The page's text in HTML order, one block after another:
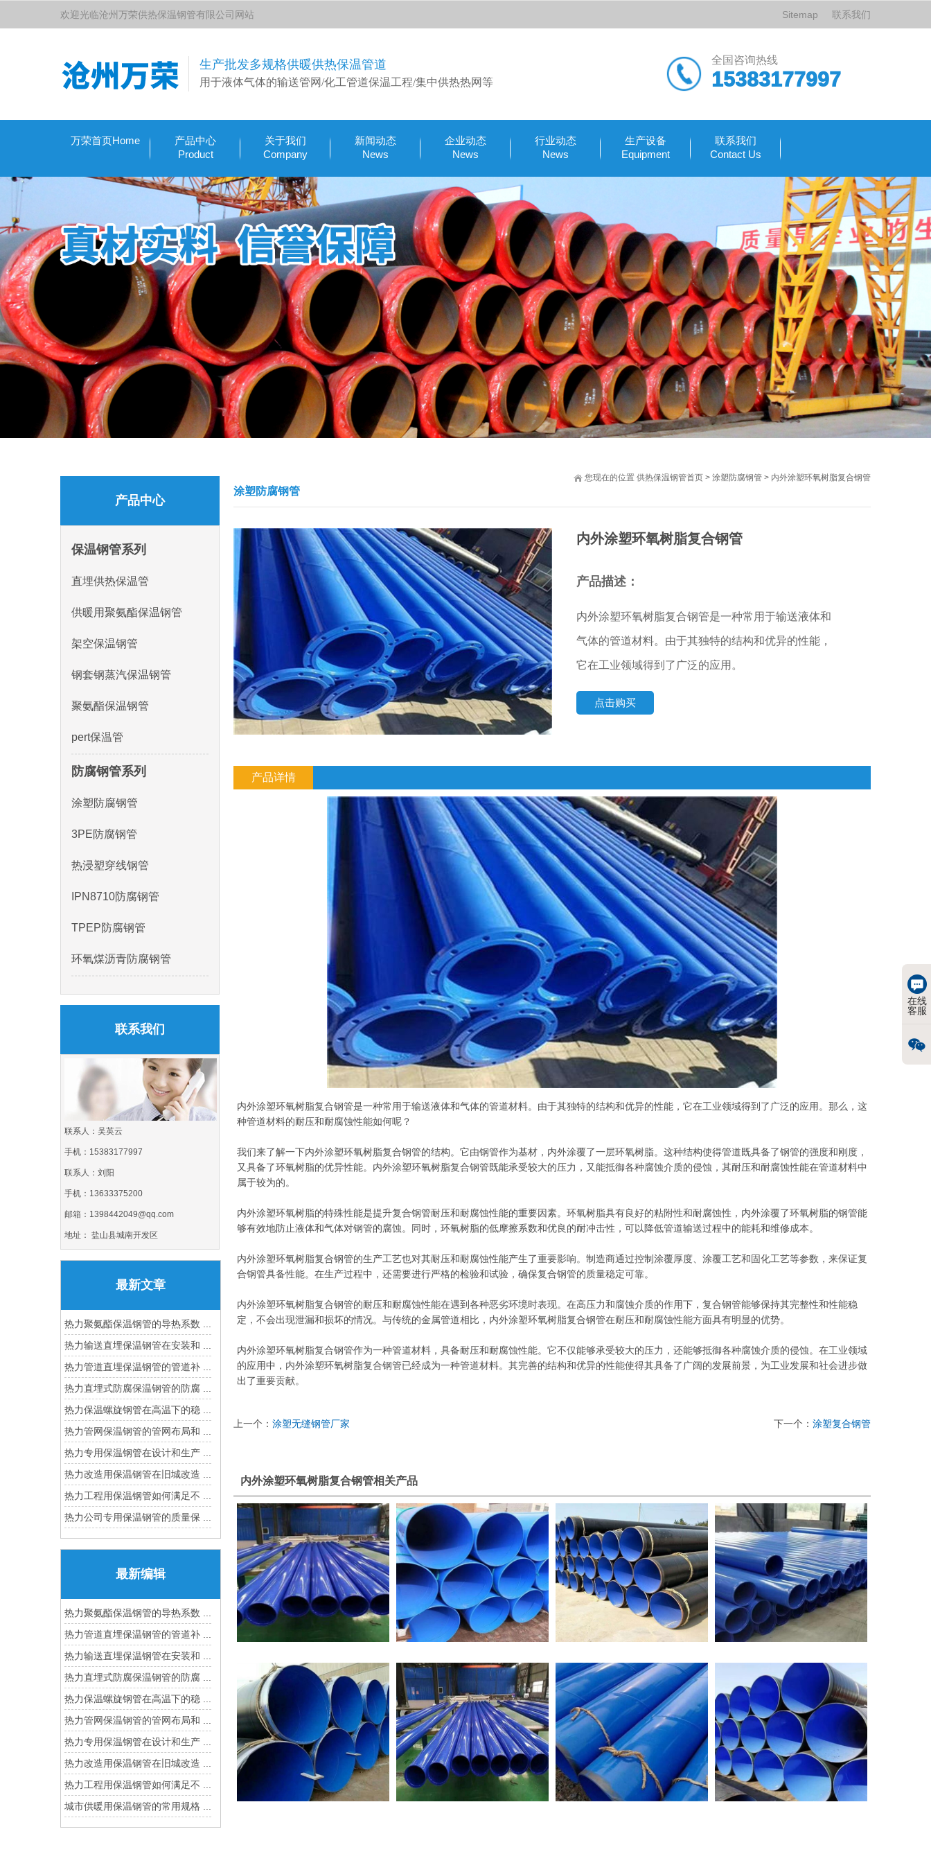
欢迎光临沧州万荣供热保温钢管有限公司网站 Sitemap 联系我们
生产批发多规格供暖供热保温管道
用于液体气体的输送管网/化工管道保温工程/集中供热热网等
全国咨询热线
15383177997
万荣首页Home
产品中心
Product
关于我们
Company
新闻动态
News
企业动态
News
行业动态
News
生产设备
Equipment
联系我们
Contact Us
您现在的位置 供热保温钢管首页 > 涂塑防腐钢管 > 内外涂塑环氧树脂复合钢管
涂塑防腐钢管
内外涂塑环氧树脂复合钢管
产品描述：
内外涂塑环氧树脂复合钢管是一种常用于输送液体和
气体的管道材料。由于其独特的结构和优异的性能，
它在工业领域得到了广泛的应用。
点击购买
产品详情
内外涂塑环氧树脂复合钢管是一种常用于输送液体和气体的管道材料。由于其独特的结构和优异的性能，它在工业领域得到了广泛的应用。那么，这
种管道材料的耐压和耐腐蚀性能如何呢？
我们来了解一下内外涂塑环氧树脂复合钢管的结构。它由钢管作为基材，内外涂覆了一层环氧树脂。这种结构使得管道既具备了钢管的强度和刚度，
又具备了环氧树脂的优异性能。内外涂塑环氧树脂复合钢管既能承受较大的压力，又能抵御各种腐蚀介质的侵蚀，其耐压和耐腐蚀性能在管道材料中
属于较为的。
内外涂塑环氧树脂的特殊性能是提升复合钢管耐压和耐腐蚀性能的重要因素。环氧树脂具有良好的粘附性和耐腐蚀性，内外涂覆了环氧树脂的钢管能
够有效地防止液体和气体对钢管的腐蚀。同时，环氧树脂的低摩擦系数和优良的耐冲击性，可以降低管道输送过程中的能耗和维修成本。
内外涂塑环氧树脂复合钢管的生产工艺也对其耐压和耐腐蚀性能产生了重要影响。制造商通过控制涂覆厚度、涂覆工艺和固化工艺等参数，来保证复
合钢管具备性能。在生产过程中，还需要进行严格的检验和试验，确保复合钢管的质量稳定可靠。
内外涂塑环氧树脂复合钢管的耐压和耐腐蚀性能在遇到各种恶劣环境时表现。在高压力和腐蚀介质的作用下，复合钢管能够保持其完整性和性能稳
定，不会出现泄漏和损坏的情况。与传统的金属管道相比，内外涂塑环氧树脂复合钢管在耐压和耐腐蚀性能方面具有明显的优势。
内外涂塑环氧树脂复合钢管作为一种管道材料，具备耐压和耐腐蚀性能。它不仅能够承受较大的压力，还能够抵御各种腐蚀介质的侵蚀。在工业领域
的应用中，内外涂塑环氧树脂复合钢管已经成为一种管道材料。其完善的结构和优异的性能使得其具备了广阔的发展前景，为工业发展和社会进步做
出了重要贡献。
上一个： 涂塑无缝钢管厂家 下一个： 涂塑复合钢管
内外涂塑环氧树脂复合钢管相关产品
产品中心
保温钢管系列
直埋供热保温管
供暖用聚氨酯保温钢管
架空保温钢管
钢套钢蒸汽保温钢管
聚氨酯保温钢管
pert保温管
防腐钢管系列
涂塑防腐钢管
3PE防腐钢管
热浸塑穿线钢管
IPN8710防腐钢管
TPEP防腐钢管
环氧煤沥青防腐钢管
联系我们
联系人：吴英云
手机：15383177997
联系人：刘阳
手机：13633375200
邮箱：1398442049@qq.com
地址： 盐山县城南开发区
最新文章
热力聚氨酯保温钢管的导热系数 ...
热力输送直埋保温钢管在安装和 ...
热力管道直埋保温钢管的管道补 ...
热力直埋式防腐保温钢管的防腐 ...
热力保温螺旋钢管在高温下的稳 ...
热力管网保温钢管的管网布局和 ...
热力专用保温钢管在设计和生产 ...
热力改造用保温钢管在旧城改造 ...
热力工程用保温钢管如何满足不 ...
热力公司专用保温钢管的质量保 ...
最新编辑
热力聚氨酯保温钢管的导热系数 ...
热力管道直埋保温钢管的管道补 ...
热力输送直埋保温钢管在安装和 ...
热力直埋式防腐保温钢管的防腐 ...
热力保温螺旋钢管在高温下的稳 ...
热力管网保温钢管的管网布局和 ...
热力专用保温钢管在设计和生产 ...
热力改造用保温钢管在旧城改造 ...
热力工程用保温钢管如何满足不 ...
城市供暖用保温钢管的常用规格 ...
在线
客服